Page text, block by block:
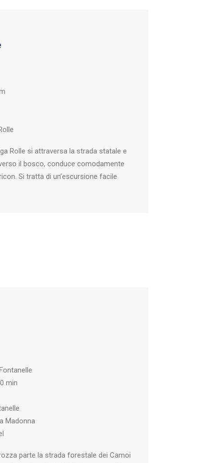
Rolle si attraversa la strada statale e
il bosco, conduce comodamente
Si tratta di un’escursione facile
min
Madonna
parte la strada forestale dei Camoi